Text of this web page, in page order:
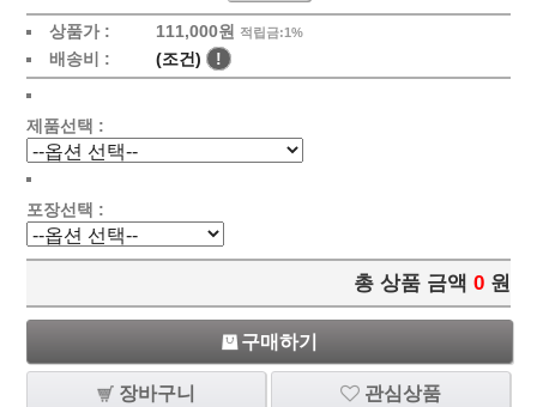
상품가 : 111,000원 적립금:1%
배송비 : (조건) !
제품선택 :
포장선택 :
총 상품 금액 0 원
구매하기
장바구니 관심상품